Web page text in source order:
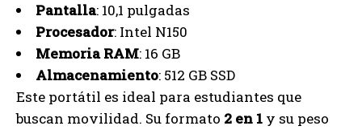
Pantalla: 10,1 pulgadas
Procesador: Intel N150
Memoria RAM: 16 GB
Almacenamiento: 512 GB SSD
Este portátil es ideal para estudiantes que
buscan movilidad. Su formato 2 en 1 y su peso